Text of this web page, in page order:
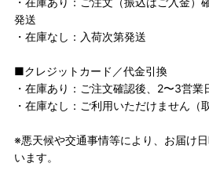
発送
・在庫なし：入荷次第発送
■クレジットカード／代金引換
・在庫あり：ご注文確認後、2〜3営業
・在庫なし：ご利用いただけません（
※悪天候や交通事情等により、お届け
います。